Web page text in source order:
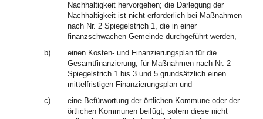
Nachhaltigkeit hervorgehen; die Darlegung der
Nachhaltigkeit ist nicht erforderlich bei Maßnahmen
nach Nr. 2 Spiegelstrich 1, die in einer
finanzschwachen Gemeinde durchgeführt werden,
b)
einen Kosten- und Finanzierungsplan für die
Gesamtfinanzierung, für Maßnahmen nach Nr. 2
Spiegelstrich 1 bis 3 und 5 grundsätzlich einen
mittelfristigen Finanzierungsplan und
c)
eine Befürwortung der örtlichen Kommune oder der
örtlichen Kommunen beifügt, sofern diese nicht